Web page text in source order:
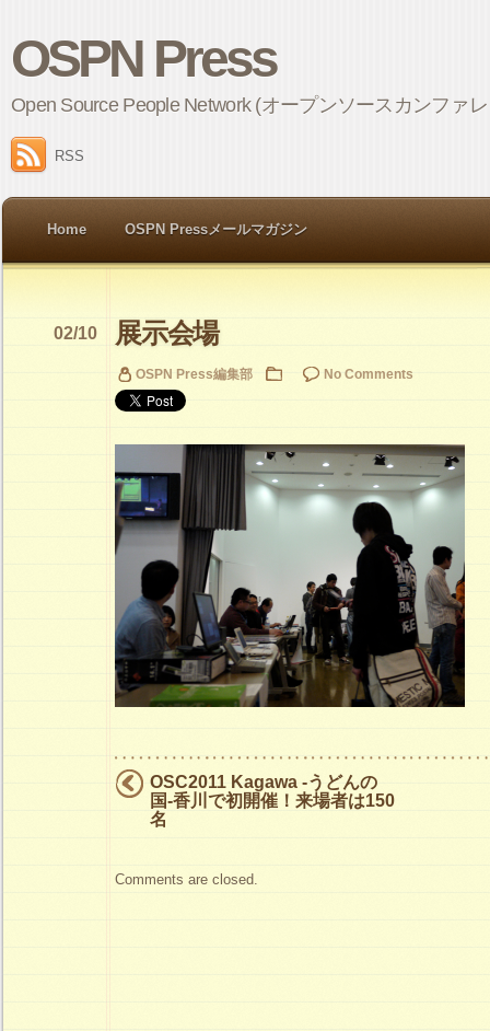
OSPN Press
Open Source People Network (オープンソースカンファ
RSS
Home OSPN Pressメールマガジン
展示会場
02/10
OSPN Press編集部 No Comments
OSC2011 Kagawa -うどんの
国-香川で初開催！来場者は150
名
Comments are closed.